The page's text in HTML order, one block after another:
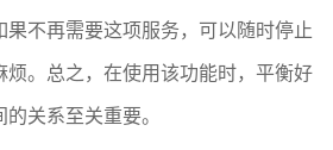
果不再需要这项服务，可以随时停止
烦。总之，在使用该功能时，平衡好
关系至关重要。